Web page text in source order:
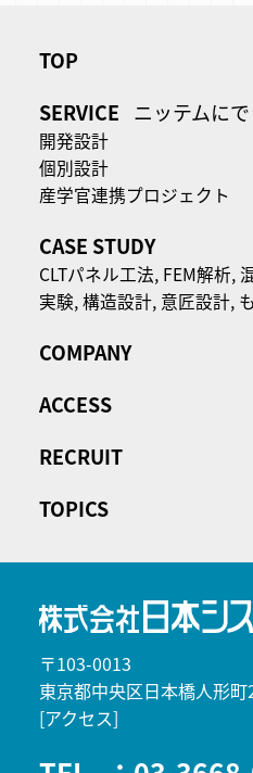
〒103-0013
東京都中央区日本橋人形
[アクセス]
TOP
SERVICE ニッテムに
開発設計
個別設計
産学官連携プロジェクト
CASE STUDY
CLTパネル⼯法, FEM解析,
実験,構造設計, 意匠設計,
COMPANY
ACCESS
RECRUIT
TOPICS